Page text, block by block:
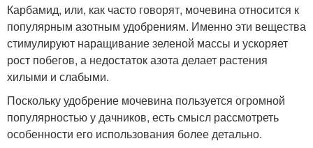
Карбамид, или, как часто говорят, мочевина относится к
популярным азотным удобрениям. Именно эти вещества
стимулируют наращивание зеленой массы и ускоряет
рост побегов, а недостаток азота делает растения
хилыми и слабыми.
Поскольку удобрение мочевина пользуется огромной
популярностью у дачников, есть смысл рассмотреть
особенности его использования более детально.